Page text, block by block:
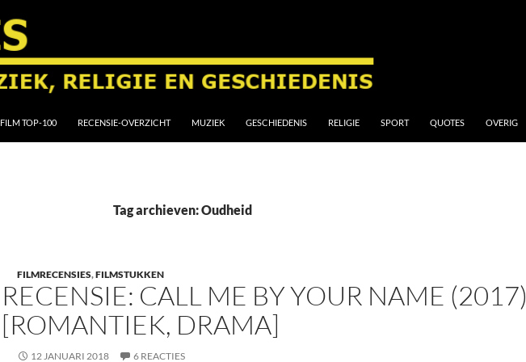
FILM TOP-100 RECENSIE-OVERZICHT MUZIEK GESCHIEDENIS RELIGIE SPORT QUOTES OVERIG
Tag archieven: Oudheid
FILMRECENSIES,FILMSTUKKEN
RECENSIE: CALL ME BY YOUR NAME (2017)
[ROMANTIEK, DRAMA]
12 JANUARI 2018 6 REACTIES